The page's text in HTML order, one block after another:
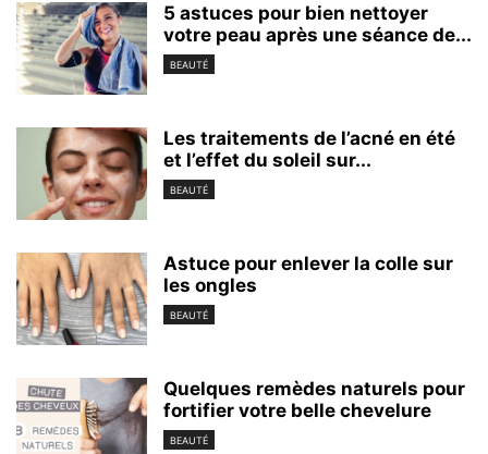
5 astuces pour bien nettoyer
votre peau après une séance de...
BEAUTÉ
Les traitements de l’acné en été
et l’effet du soleil sur...
BEAUTÉ
Astuce pour enlever la colle sur
les ongles
BEAUTÉ
Quelques remèdes naturels pour
fortifier votre belle chevelure
BEAUTÉ